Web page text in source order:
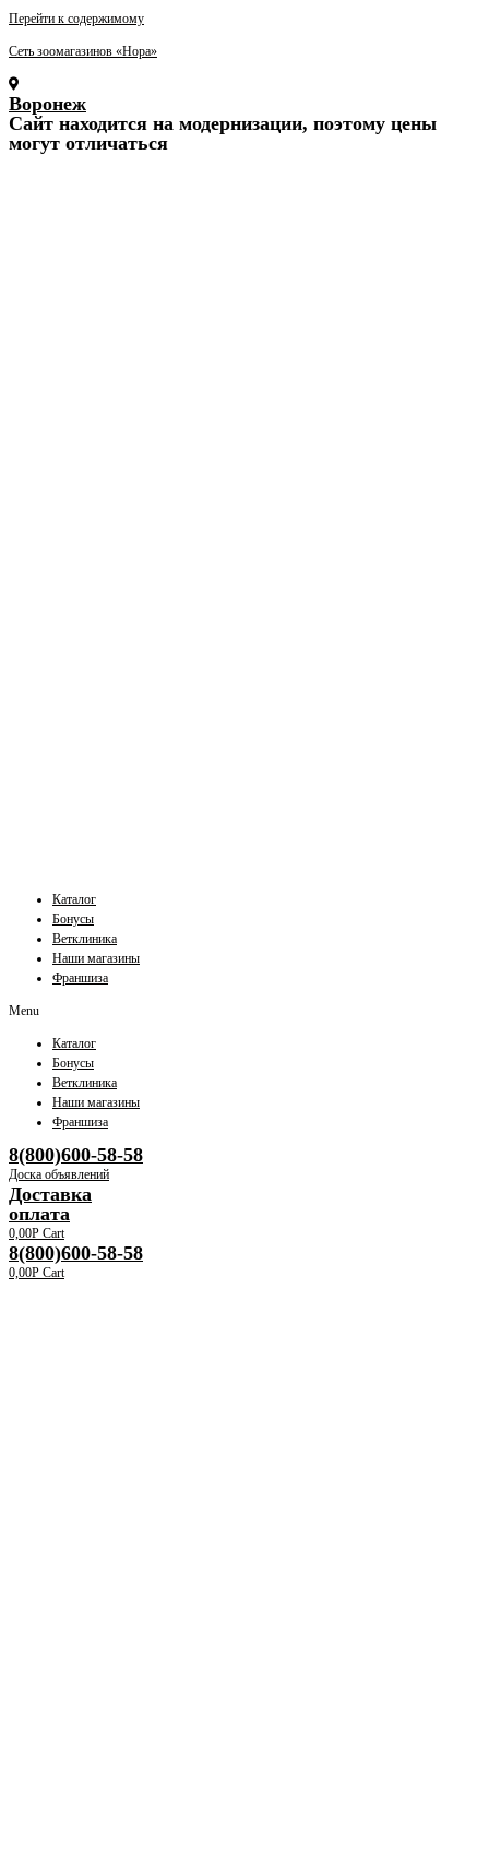
Перейти к содержимому
Сеть зоомагазинов «Нора»
Воронеж
Cайт находится на модернизации, поэтому цены
могут отличаться
Каталог
Бонусы
Ветклиника
Наши магазины
Франшиза
Menu
Каталог
Бонусы
Ветклиника
Наши магазины
Франшиза
8(800)600-58-58
Доска объявлений
Доставка
оплата
0,00Р Cart
8(800)600-58-58
0,00Р Cart